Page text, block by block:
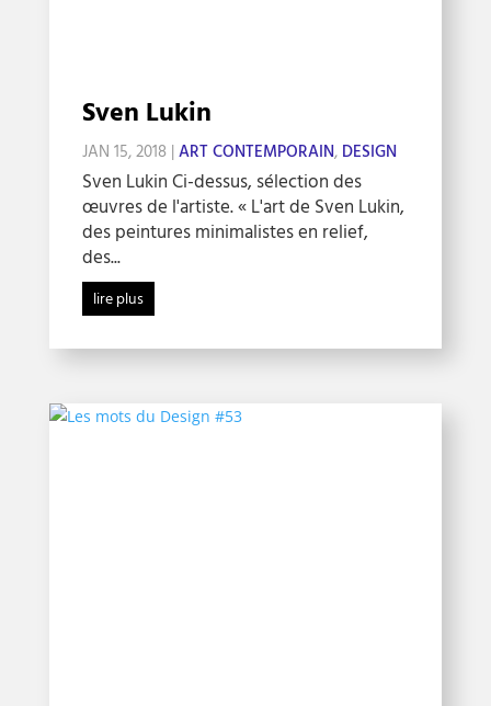
Sven Lukin
JAN 15, 2018 |ART CONTEMPORAIN, DESIGN
Sven Lukin Ci-dessus, sélection des
œuvres de l'artiste. « L'art de Sven Lukin,
des peintures minimalistes en relief,
des...
lire plus